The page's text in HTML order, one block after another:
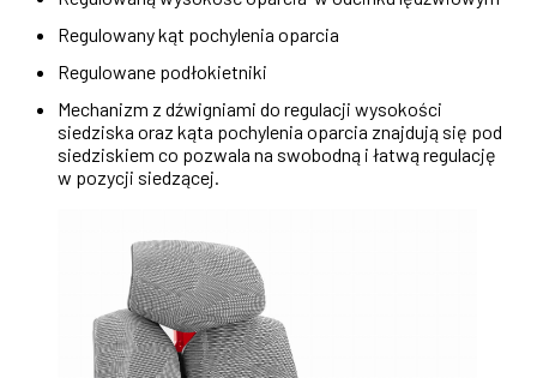
Regulowany kąt pochylenia oparcia
Regulowane podłokietniki
Mechanizm z dźwigniami do regulacji wysokości
siedziska oraz kąta pochylenia oparcia znajdują się pod
siedziskiem co pozwala na swobodną i łatwą regulację
w pozycji siedzącej.